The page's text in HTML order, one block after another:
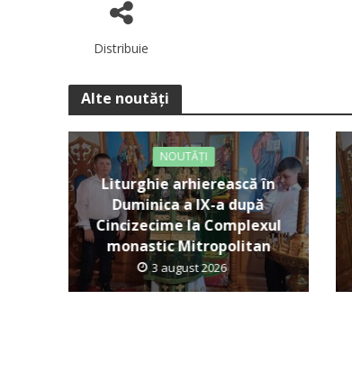
Distribuie
Alte noutăți
NOUTĂȚI
Liturghie arhierească în
Duminica a IX-a după
Cincizecime la Complexul
monastic Mitropolitan
3 august 2026